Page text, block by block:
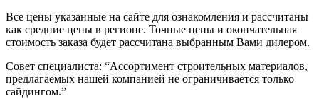
Все цены указанные на сайте для ознакомления и рассчитаны
как средние цены в регионе. Точные цены и окончательная
стоимость заказа будет рассчитана выбранным Вами дилером.
Совет специалиста: “Ассортимент строительных материалов,
предлагаемых нашей компанией не ограничивается только
сайдингом.”